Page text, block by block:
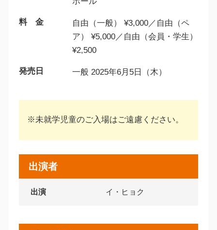
料 金
自由（一般） ¥3,000／自由（ペ
ア） ¥5,000／自由（会員・学生）
¥2,500
発売日 一般 2025年6月5日（木）
※未就学児童のご入場はご遠慮ください。
出演者
出演 イ・ヒョク